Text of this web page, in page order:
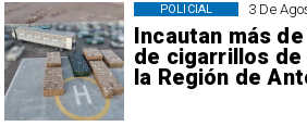
3 De
Incautan más
de cigarrillos
la Región de
POLICIAL